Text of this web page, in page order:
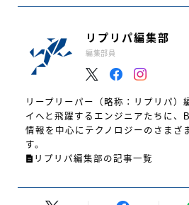
リプリパ編集部
編集部員
リープリーパー（略称：リプリパ）
イへと飛躍するエンジニアたちに、
情報を中心にテクノロジーのさまざ
す。
リプリパ編集部の記事一覧